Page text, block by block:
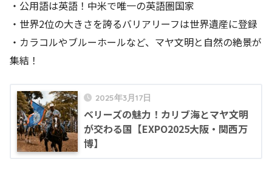
・公用語は英語！中米で唯一の英語圏国家
・世界2位の大きさを誇るバリアリーフは世界遺産に登録
・カラコルやブルーホールなど、マヤ文明と自然の絶景が
集結！
2025年3月17日
ベリーズの魅力！カリブ海とマヤ文明
が交わる国【EXPO2025大阪・関西万
博】